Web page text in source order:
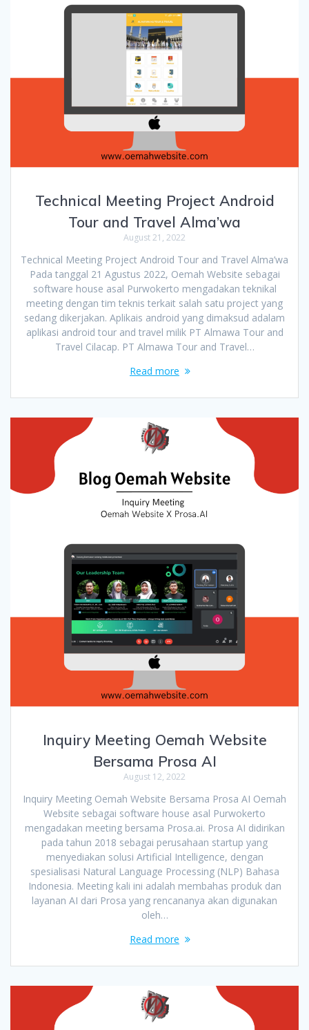
Technical Meeting Project Android
Tour and Travel Alma’wa
August 21, 2022
Technical Meeting Project Android Tour and Travel Alma’wa
Pada tanggal 21 Agustus 2022, Oemah Website sebagai
software house asal Purwokerto mengadakan teknikal
meeting dengan tim teknis terkait salah satu project yang
sedang dikerjakan. Aplikais android yang dimaksud adalam
aplikasi android tour and travel milik PT Almawa Tour and
Travel Cilacap. PT Almawa Tour and Travel…
Read more
Inquiry Meeting Oemah Website
Bersama Prosa AI
August 12, 2022
Inquiry Meeting Oemah Website Bersama Prosa AI Oemah
Website sebagai software house asal Purwokerto
mengadakan meeting bersama Prosa.ai. Prosa AI didirikan
pada tahun 2018 sebagai perusahaan startup yang
menyediakan solusi Artificial Intelligence, dengan
spesialisasi Natural Language Processing (NLP) Bahasa
Indonesia. Meeting kali ini adalah membahas produk dan
layanan AI dari Prosa yang rencananya akan digunakan
oleh…
Read more